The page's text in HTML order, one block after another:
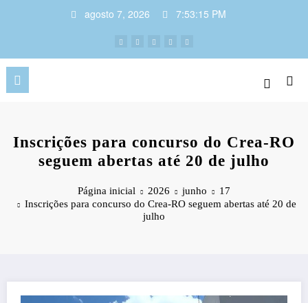
agosto 7, 2026 7:53:16 PM
Inscrições para concurso do Crea-RO
seguem abertas até 20 de julho
Página inicial 2026 junho
17
Inscrições para concurso do Crea-RO seguem abertas até 20 de
julho